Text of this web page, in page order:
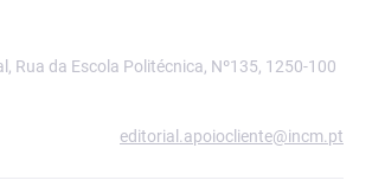
Rua da Escola Politécnica, Nº135, 1250-100
editorial.apoiocliente@incm.pt